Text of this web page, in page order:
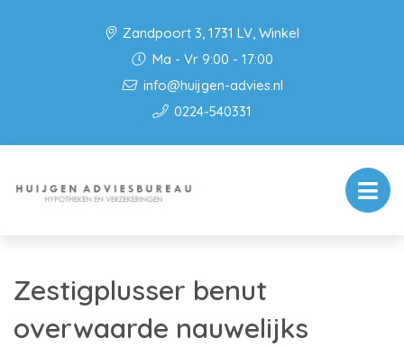
Zandpoort 3, 1731 LV, Winkel
Ma - Vr 9:00 - 17:00
info@huijgen-advies.nl
0224-540331
Zestigplusser benut
overwaarde nauwelijks